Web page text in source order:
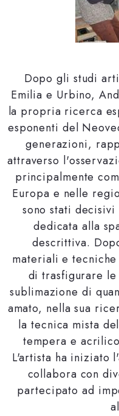
Dopo gli studi
Emilia e Urbino,
la propria ricerca
esponenti del
generazioni,
attraverso
principalmente
Europa e nelle
sono stati
dedicata alla
descrittiva.
materiali e
di trasfigurare
sublimazione di
amato, nella sua
la tecnica mista
tempera e
L'artista ha iniziato
collabora con
partecipato ad